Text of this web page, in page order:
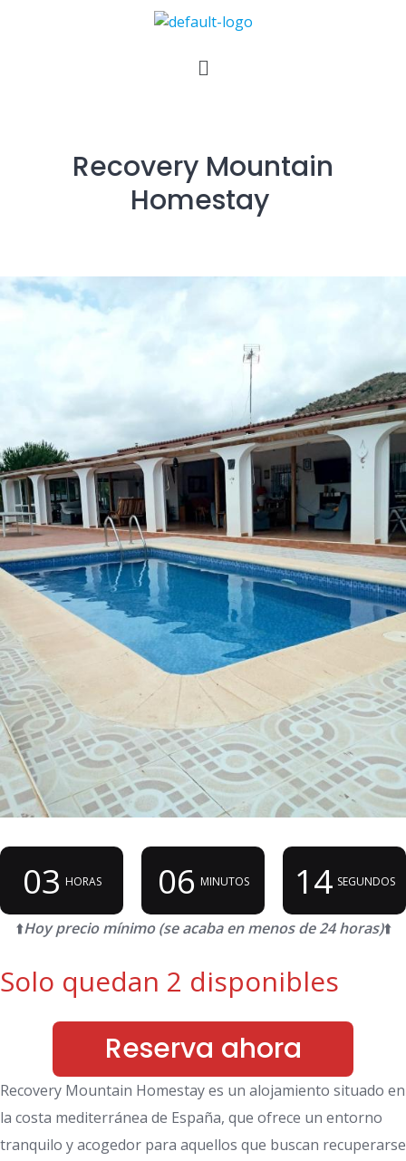
Recovery Mountain
Homestay
03 HORAS 06 MINUTOS 14 SEGUNDOS
⬆️Hoy precio mínimo (se acaba en menos de 24 horas)⬆️
Solo quedan 2 disponibles
Reserva ahora
Recovery Mountain Homestay es un alojamiento situado en
la costa mediterránea de España, que ofrece un entorno
tranquilo y acogedor para aquellos que buscan recuperarse